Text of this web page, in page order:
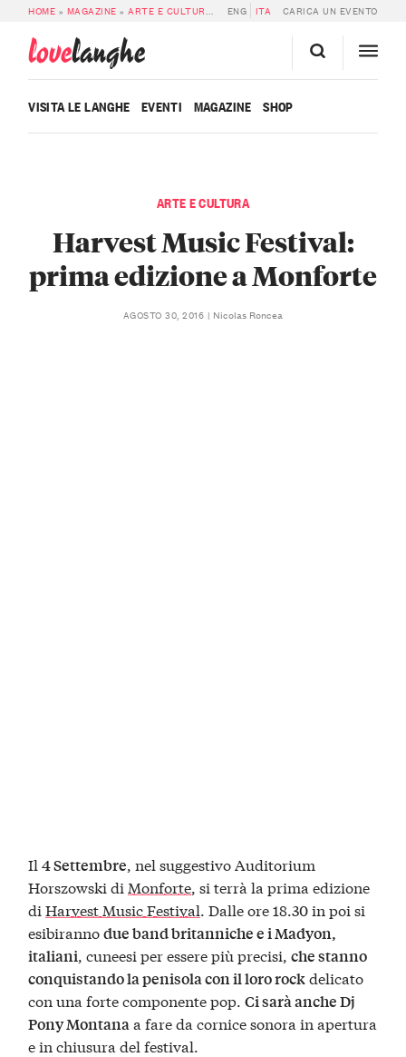
HOME » MAGAZINE »ARTE E CULTURA » HARVEST MUSIC FESTIVAL: PRIMA
ENG ITA CARICA UN EVENTO
lovelanghe
VISITA LE LANGHE EVENTI MAGAZINE SHOP
ARTE E CULTURA
Harvest Music Festival:
prima edizione a Monforte
AGOSTO 30, 2016 Nicolas Roncea
Il4 Settembre, nel suggestivo Auditorium
Horszowski di Monforte, si terrà la prima edizione
diHarvest Music Festival. Dalle ore 18.30 in poi si
esibirannodue band britanniche e iMadyon,
italiani, cuneesi per essere più precisi,che stanno
conquistando la penisola con il loro rockdelicato
con una forte componente pop.Ci sarà anche Dj
Pony Montanaa fare da cornice sonora in apertura
e in chiusura del festival.